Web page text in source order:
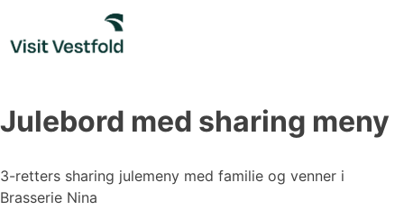
content
Julebord med sharing meny
3-retters sharing julemeny med familie og venner i
Brasserie Nina